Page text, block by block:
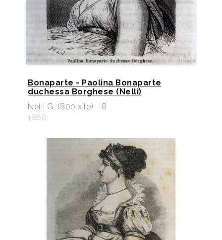
Bonaparte - Paolina Bonaparte
duchessa Borghese (Nelli)
Nelli G. (800 xilo) - 8
1868